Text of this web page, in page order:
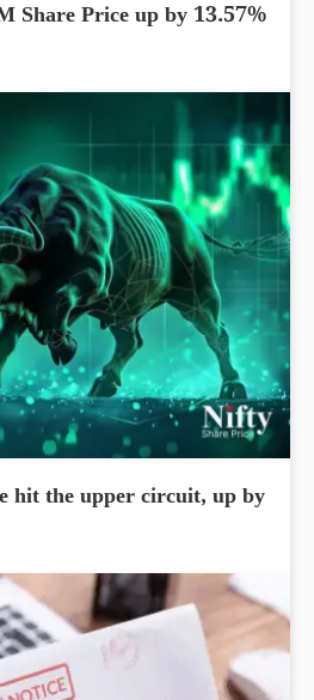
Share Price up by 13.57%
hit the upper circuit, up by